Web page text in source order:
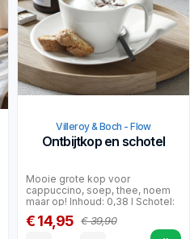
Villeroy & Boch - Flow
Ontbijtkop en schotel
Mooie grote kop voor
cappuccino, soep, thee, noem
maar op! Inhoud: 0,38 l Schotel:
€ 14,95 € 39,90